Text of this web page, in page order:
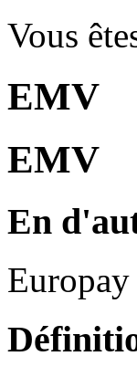
Vous
EMV
EMV
En